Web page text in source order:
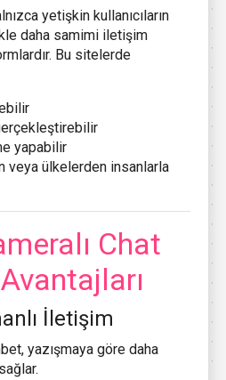
yetişkin kullanıcıların
daha samimi iletişim
Bu sitelerde
yapabilir
veya ülkelerden insanlarla
Chat
İletişim
yazışmaya göre daha